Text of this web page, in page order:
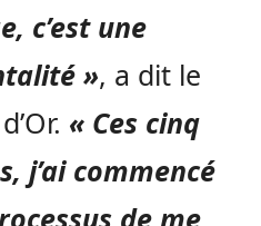
c’est une
», a dit le
« Ces cinq
j’ai commencé